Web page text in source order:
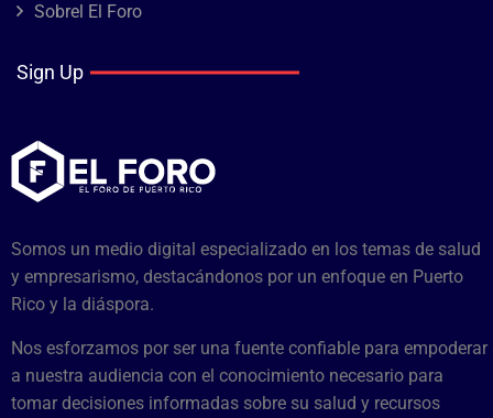
Sobrel El Foro
Sign Up
Somos un medio digital especializado en los temas de salud
y empresarismo, destacándonos por un enfoque en Puerto
Rico y la diáspora.
Nos esforzamos por ser una fuente confiable para empoderar
a nuestra audiencia con el conocimiento necesario para
tomar decisiones informadas sobre su salud y recursos